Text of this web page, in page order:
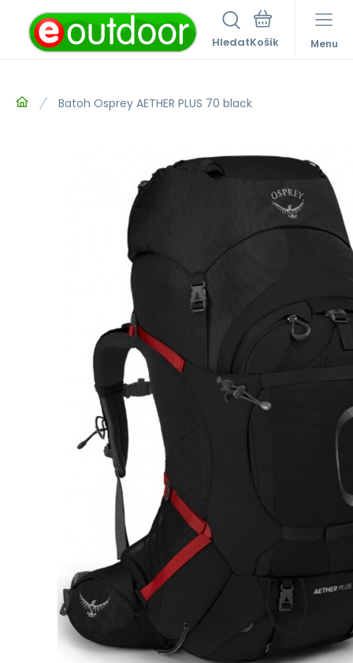
Hledat Menu
Batoh Osprey AETHER PLUS 70 black